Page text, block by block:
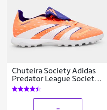
Chuteira Society Adidas
Predator League Society
Unissex